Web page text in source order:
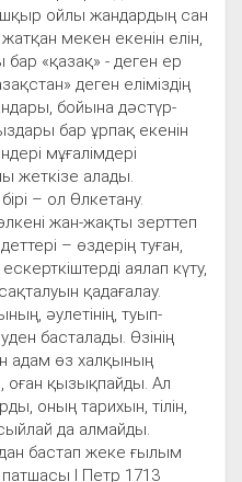
ойлы жандардың сан
мекен екенін елін,
«қазақ» - деген ер
деген еліміздің
бойына дәстүр-
бар ұрпақ екенін
мұғалімдері
жеткізе алады.
– ол Өлкетану.
жан-жақты зерттеп
– өздерің туған,
аялап күту,
қадағалау.
әулетінің, туып-
басталады. Өзінің
адам өз халқының
оған қызықпайды. Ал
оның тарихын, тілін,
да алмайды.
бастап жеке ғылым
І Петр 1713